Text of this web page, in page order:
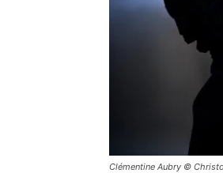
Clémentine Aubry ©